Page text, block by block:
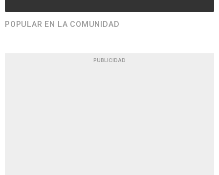
POPULAR EN LA COMUNIDAD
PUBLICIDAD